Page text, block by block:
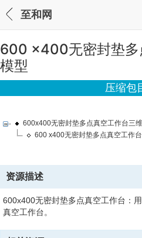
至和网
600 x400无密封垫多
模型
压缩包
600x400无密封垫多点真空工作台三
600 x400无密封垫多点真空工作
资源描述
600x400无密封垫多点真空工作台：
真空工作台。